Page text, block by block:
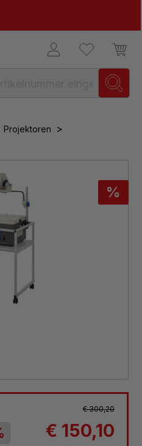
Projektoren >
%
€ 300,20
€ 150,10